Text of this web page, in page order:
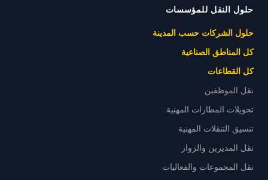
حلول النقل للمؤسسات
حلول الشركات حسب المدينة
كل المناطق الصناعية
كل القطاعات
نقل الموظفين
تحويلات المطارات المهنية
تنسيق التنقلات المهنية
نقل المديرين والزوار
نقل المجموعات والفعاليات